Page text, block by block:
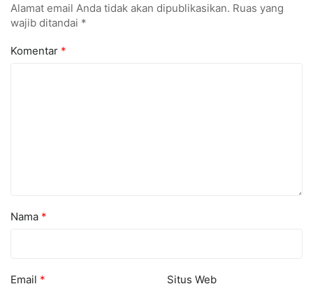
Alamat email Anda tidak akan dipublikasikan. Ruas yang
wajib ditandai *
Komentar *
Nama *
Email * Situs Web